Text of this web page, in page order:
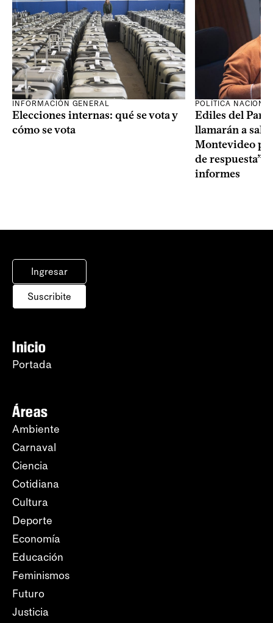
INFORMACIÓN GENERAL
Elecciones internas: qué se vota y
cómo se vota
POLÍTICA
Ediles del
llamarán a sala
Montevideo
de respuesta”
informes
Ingresar
Suscribite
Inicio
Portada
Áreas
Ambiente
Carnaval
Ciencia
Cotidiana
Cultura
Deporte
Economía
Educación
Feminismos
Futuro
Justicia